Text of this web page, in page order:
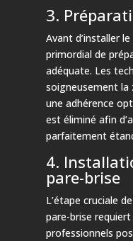
3.
Avant d’installer
primordial de
adéquate. Les
soigneusement la
une adhérence
est éliminé afin
parfaitement
4.
pare-brise
L’étape cruciale
pare-brise
professionnels